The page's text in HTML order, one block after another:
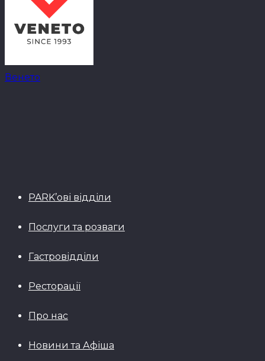
Венето
PARK’ові відділи
Послуги та розваги
Гастровідділи
Ресторації
Про нас
Новини та Афіша